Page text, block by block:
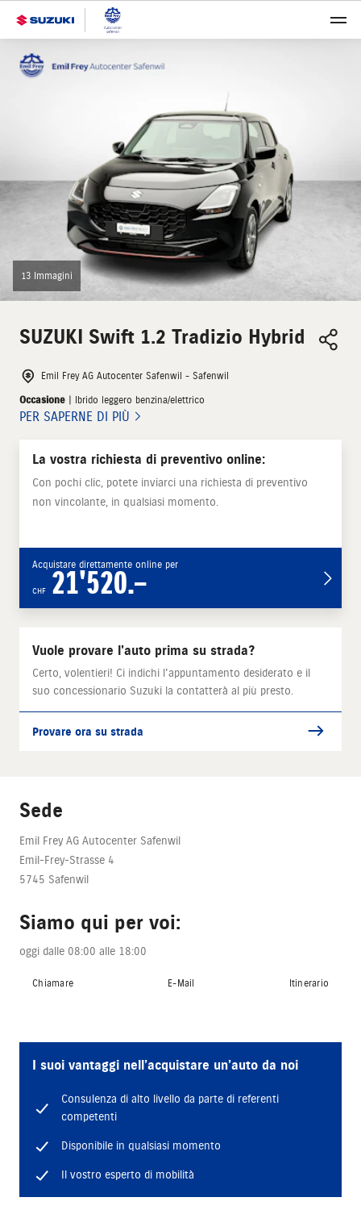
13 Immagini
SUZUKI Swift 1.2 Tradizio Hybrid
Emil Frey AG Autocenter Safenwil - Safenwil
Occasione | Ibrido leggero benzina/elettrico
PER SAPERNE DI PIÙ
La vostra richiesta di preventivo online:
Con pochi clic, potete inviarci una richiesta di preventivo
non vincolante, in qualsiasi momento.
Acquistare direttamente online per
CHF 21'520.–
Vuole provare l'auto prima su strada?
Certo, volentieri! Ci indichi l'appuntamento desiderato e il
suo concessionario Suzuki la contatterà al più presto.
Provare ora su strada
Sede
Emil Frey AG Autocenter Safenwil
Emil-Frey-Strasse 4
5745 Safenwil
Siamo qui per voi:
oggi dalle 08:00 alle 18:00
Chiamare E-Mail Itinerario
I suoi vantaggi nell’acquistare un’auto da noi
Consulenza di alto livello da parte di referenti
competenti
Disponibile in qualsiasi momento
Il vostro esperto di mobilità